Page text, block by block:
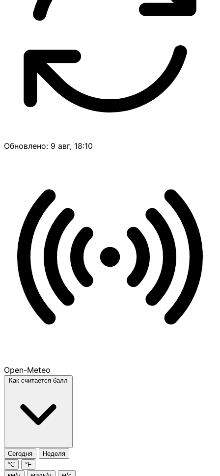
Обновлено: 9 авг, 18:10
Open-Meteo
Как считается балл
Сегодня
Неделя
°C
°F